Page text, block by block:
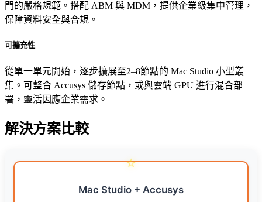
門的嚴格規範。搭配 ABM 與 MDM，提供企業級集中管理，
保障資料安全與合規。
可擴充性
從單一單元開始，逐步擴展至2–8節點的 Mac Studio 小型叢
集。可整合 Accusys 儲存節點，或與雲端 GPU 進行混合部
署，靈活因應企業需求。
解決方案比較
Mac Studio + Accusys